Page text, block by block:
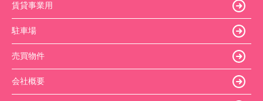
賃貸事業用
駐車場
売買物件
会社概要